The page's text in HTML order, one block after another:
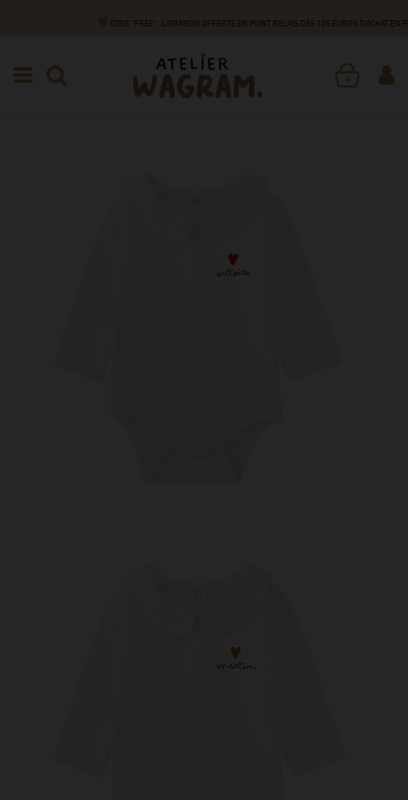
CODE "FREE" : LIVRAISON OFFERTE EN POINT RELAIS DÈS 100 EUROS D'ACHAT EN